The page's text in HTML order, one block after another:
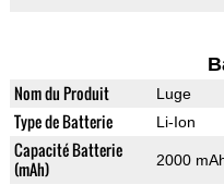
Nom du Produit Luge
Type de Batterie Li-Ion
Capacité Batterie
(mAh)
2000